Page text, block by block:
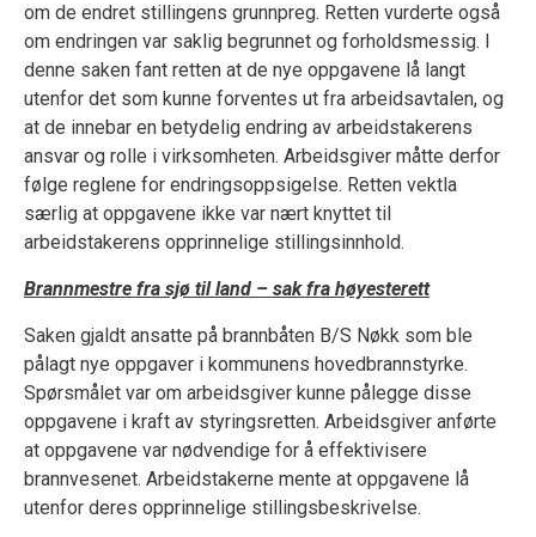
om de endret stillingens grunnpreg. Retten vurderte også
om endringen var saklig begrunnet og forholdsmessig. I
denne saken fant retten at de nye oppgavene lå langt
utenfor det som kunne forventes ut fra arbeidsavtalen, og
at de innebar en betydelig endring av arbeidstakerens
ansvar og rolle i virksomheten. Arbeidsgiver måtte derfor
følge reglene for endringsoppsigelse. Retten vektla
særlig at oppgavene ikke var nært knyttet til
arbeidstakerens opprinnelige stillingsinnhold.
Brannmestre fra sjø til land – sak fra høyesterett
Saken gjaldt ansatte på brannbåten B/S Nøkk som ble
pålagt nye oppgaver i kommunens hovedbrannstyrke.
Spørsmålet var om arbeidsgiver kunne pålegge disse
oppgavene i kraft av styringsretten. Arbeidsgiver anførte
at oppgavene var nødvendige for å effektivisere
brannvesenet. Arbeidstakerne mente at oppgavene lå
utenfor deres opprinnelige stillingsbeskrivelse.